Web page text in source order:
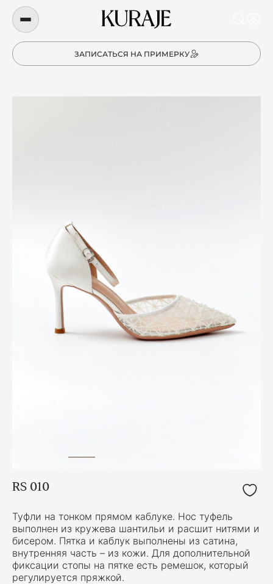
ЗАПИСАТЬСЯ НА ПРИМЕРКУ
RS 010
Туфли на тонком прямом каблуке. Нос туфель
выполнен из кружева шантильи и расшит нитями и
бисером. Пятка и каблук выполнены из сатина,
внутренняя часть – из кожи. Для дополнительной
фиксации стопы на пятке есть ремешок, который
регулируется пряжкой.